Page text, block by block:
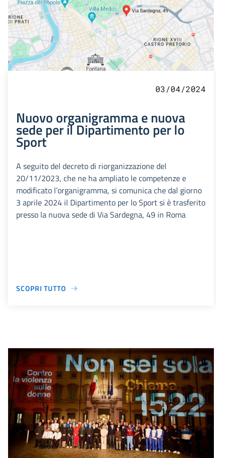
03/04/2024
Nuovo organigramma e nuova
sede per il Dipartimento per lo
Sport
A seguito del decreto di riorganizzazione del
20/11/2023, che ne ha ampliato le competenze e
modificato l’organigramma, si comunica che dal giorno
3 aprile 2024 il Dipartimento per lo Sport si è trasferito
presso la nuova sede di Via Sardegna, 49 in Roma
SCOPRI TUTTO